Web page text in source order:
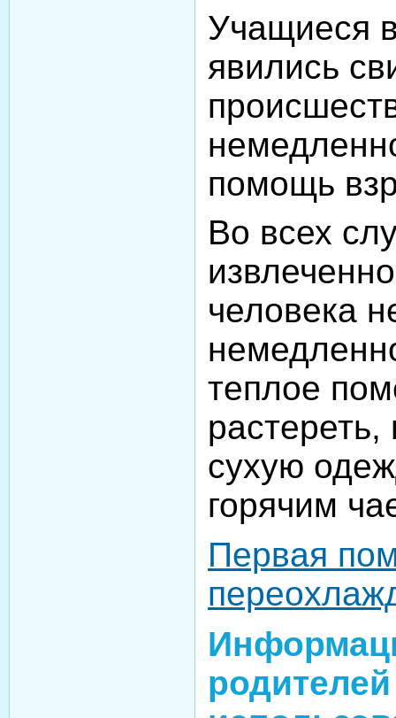
Учащиеся
явились
помощь
Во всех
человека
теплое
растереть,
сухую
горячим
Первая